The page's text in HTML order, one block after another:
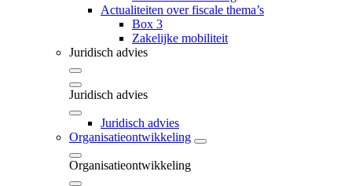
Actualiteiten over fiscale thema’s
Box 3
Zakelijke mobiliteit
Juridisch advies
Juridisch advies
Juridisch advies
Organisatieontwikkeling
Organisatieontwikkeling